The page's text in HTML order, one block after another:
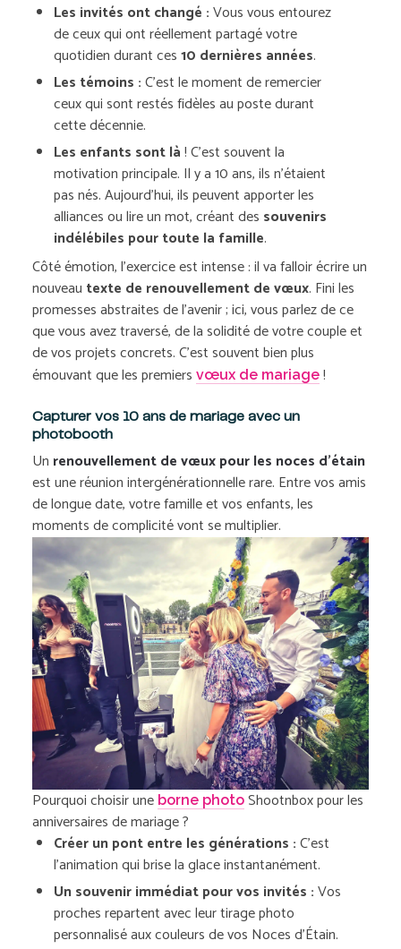
Les invités ont changé :Vous vous entourez
de ceux qui ont réellement partagé votre
quotidien durant ces10 dernières années.
Les témoins :C’est le moment de remercier
ceux qui sont restés fidèles au poste durant
cette décennie.
Les enfants sont là! C’est souvent la
motivation principale. Il y a 10 ans, ils n’étaient
pas nés. Aujourd’hui, ils peuvent apporter les
alliances ou lire un mot, créant des souvenirs
indélébiles pour toute la famille.
Côté émotion, l’exercice est intense : il va falloir écrire un
nouveau texte de renouvellement de vœux. Fini les
promesses abstraites de l’avenir ; ici, vous parlez de ce
que vous avez traversé, de la solidité de votre couple et
de vos projets concrets. C’est souvent bien plus
émouvant que les premiers vœux de mariage !
Capturer vos 10 ans de mariage avec un
photobooth
Un renouvellement de vœux pour les noces d’étain
est une réunion intergénérationnelle rare. Entre vos amis
de longue date, votre famille et vos enfants, les
moments de complicité vont se multiplier.
Pourquoi choisir une borne photo Shootnbox pour les
anniversaires de mariage ?
Créer un pont entre les générations :C’est
l’animation qui brise la glace instantanément.
Un souvenir immédiat pour vos invités :Vos
proches repartent avec leur tirage photo
personnalisé aux couleurs de vos Noces d’Étain.